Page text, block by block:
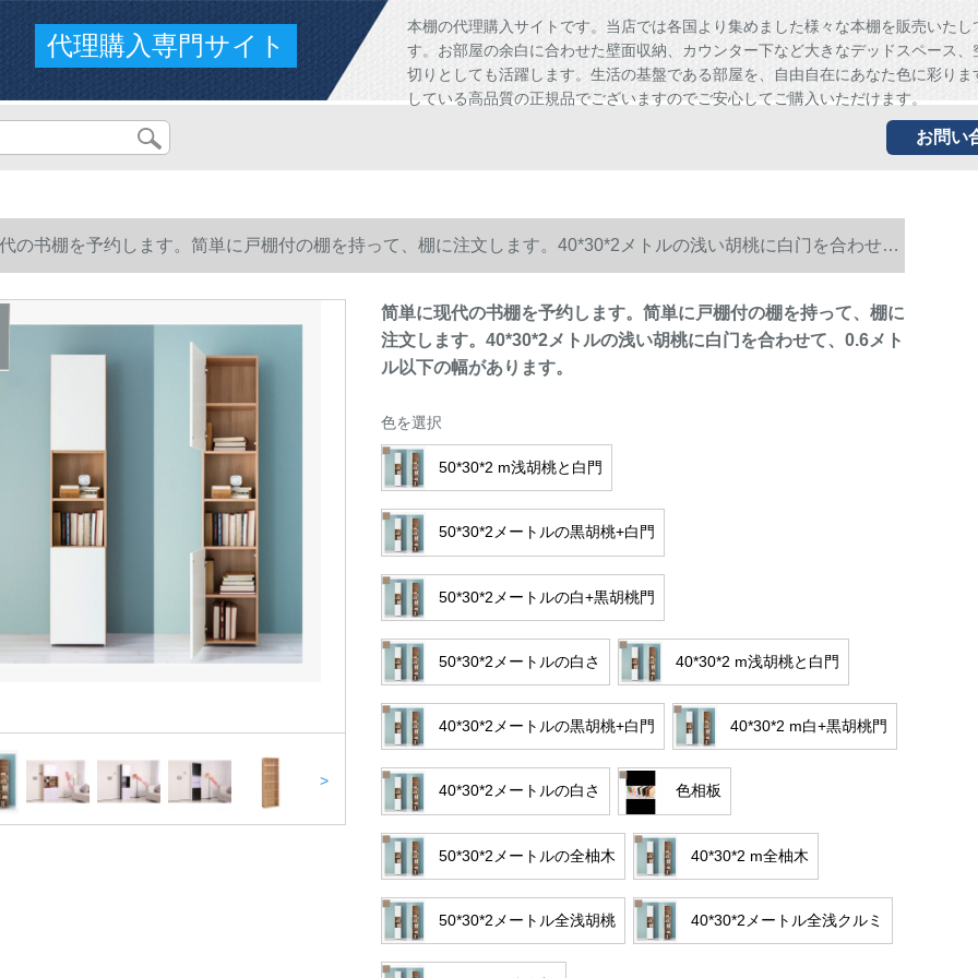
代理購入専門サイト
本棚の代理購入サイトです。当店では各国より集めました様々な本棚を販売いたし
す。お部屋の余白に合わせた壁面収納、カウンター下など大きなデッドスペース、
切りとしても活躍します。生活の基盤である部屋を、自由自在にあなた色に彩りま
している高品質の正規品でございますのでご安心してご購入いただけます。
お問い
の书棚を予约します。简単に戸棚付の棚を持って、棚に注文します。40*30*2メトルの浅い胡桃に白门を合わせ
ル以下の幅があります。
>
简単に现代の书棚を予约します。简単に戸棚付の棚を持って、棚に
注文します。40*30*2メトルの浅い胡桃に白门を合わせて、0.6メト
ル以下の幅があります。
色を選択
50*30*2 m浅胡桃と白門
50*30*2メートルの黒胡桃+白門
50*30*2メートルの白+黒胡桃門
50*30*2メートルの白さ 40*30*2 m浅胡桃と白門
40*30*2メートルの黒胡桃+白門 40*30*2 m白+黒胡桃門
40*30*2メートルの白さ 色相板
50*30*2メートルの全柚木 40*30*2 m全柚木
50*30*2メートル全浅胡桃 40*30*2メートル全浅クルミ